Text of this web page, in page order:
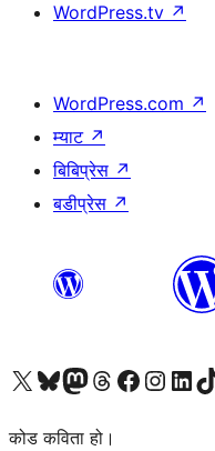
WordPress.tv ↗
WordPress.com ↗
म्याट ↗
बिबिप्रेस ↗
बडीप्रेस ↗
हाम्रो X (पहिले ट्विटर) खातामा जानुहोस्
हाम्रो Bluesky खाता भ्रमण गर्नुहोस्
हाम्रो म्यास्टोडन खाता भ्रमण गर्नुहोस्
हाम्रो थ्रेड्स खातामा जानुहोस्
हाम्रो फेसबुक पेजमा जानुहोस्
हाम्रो इन्स्टाग्राम खातामा
हाम्रो लिङ्क्डइन
हाम्रो
कोड कविता हो।